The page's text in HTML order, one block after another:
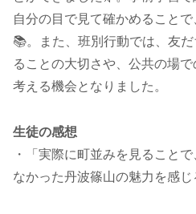
自分の目で見て確かめること
📚。また、班別行動では、友
ることの大切さや、公共の場
考える機会となりました。
生徒の感想
・「実際に町並みを見ること
なかった丹波篠山の魅力を感じ